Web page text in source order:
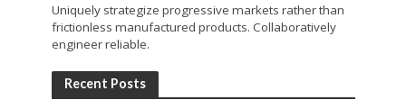
Uniquely strategize progressive markets rather than
frictionless manufactured products. Collaboratively
engineer reliable.
Recent Posts